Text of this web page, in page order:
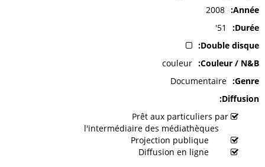
Année
2008
Durée
51'
Double disque
Couleur / N&B
couleur
Genre
Documentaire
Diffusion
Prêt aux particuliers par
l'intermédiaire des médiathèques